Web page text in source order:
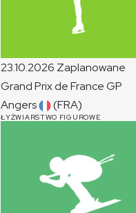
23.10.2026 Zaplanowane
Grand Prix de FranceGP
Angers
(FRA)
ŁYŻWIARSTWO FIGUROWE